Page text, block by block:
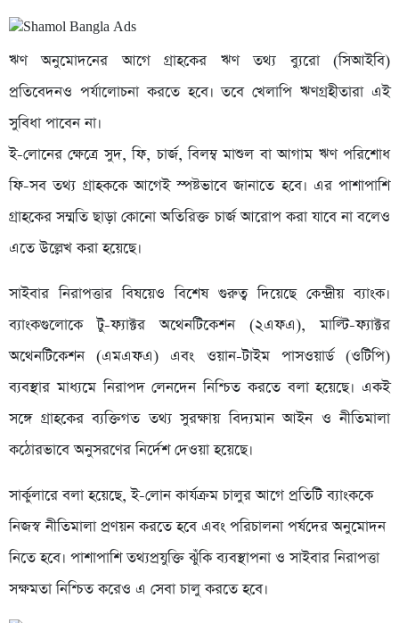
ঋণ অনুমোদনের আগে গ্রাহকের ঋণ তথ্য ব্যুরো (সিআইবি)
প্রতিবেদনও পর্যালোচনা করতে হবে। তবে খেলাপি ঋণগ্রহীতারা এই
সুবিধা পাবেন না।
ই-লোনের ক্ষেত্রে সুদ, ফি, চার্জ, বিলম্ব মাশুল বা আগাম ঋণ পরিশোধ
ফি-সব তথ্য গ্রাহককে আগেই স্পষ্টভাবে জানাতে হবে। এর পাশাপাশি
গ্রাহকের সম্মতি ছাড়া কোনো অতিরিক্ত চার্জ আরোপ করা যাবে না বলেও
এতে উল্লেখ করা হয়েছে।
সাইবার নিরাপত্তার বিষয়েও বিশেষ গুরুত্ব দিয়েছে কেন্দ্রীয় ব্যাংক।
ব্যাংকগুলোকে টু-ফ্যাক্টর অথেনটিকেশন (২এফএ), মাল্টি-ফ্যাক্টর
অথেনটিকেশন (এমএফএ) এবং ওয়ান-টাইম পাসওয়ার্ড (ওটিপি)
ব্যবস্থার মাধ্যমে নিরাপদ লেনদেন নিশ্চিত করতে বলা হয়েছে। একই
সঙ্গে গ্রাহকের ব্যক্তিগত তথ্য সুরক্ষায় বিদ্যমান আইন ও নীতিমালা
কঠোরভাবে অনুসরণের নির্দেশ দেওয়া হয়েছে।
সার্কুলারে বলা হয়েছে, ই-লোন কার্যক্রম চালুর আগে প্রতিটি ব্যাংককে
নিজস্ব নীতিমালা প্রণয়ন করতে হবে এবং পরিচালনা পর্ষদের অনুমোদন
নিতে হবে। পাশাপাশি তথ্যপ্রযুক্তি ঝুঁকি ব্যবস্থাপনা ও সাইবার নিরাপত্তা
সক্ষমতা নিশ্চিত করেও এ সেবা চালু করতে হবে।